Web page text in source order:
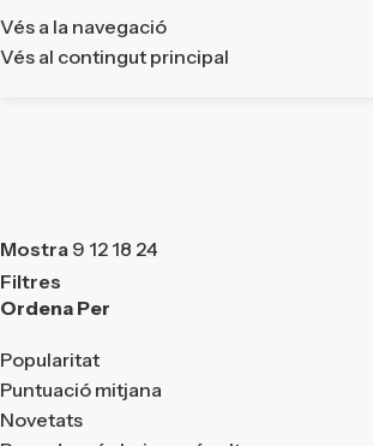
Vés a la navegació
Vés al contingut principal
Mostra 9 12 18 24
Filtres
Ordena Per
Popularitat
Puntuació mitjana
Novetats